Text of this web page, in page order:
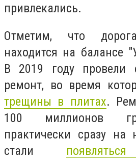
привлекались.
Отметим, что
находится на балансе
В 2019 году провели
ремонт, во время
трещины в плитах.
100 миллионов
практически сразу на
стали